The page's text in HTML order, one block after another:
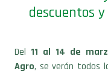
descuentos
Del 11 al 14 de
Agro, se verán todos